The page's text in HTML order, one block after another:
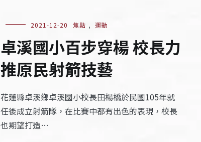
2021-12-20 焦點 , 運動
卓溪國小百步穿楊 校長力
推原民射箭技藝
花蓮縣卓溪鄉卓溪國小校長田楊橋於民國105年就
任後成立射箭隊，在比賽中都有出色的表現，校長
也期望打造…